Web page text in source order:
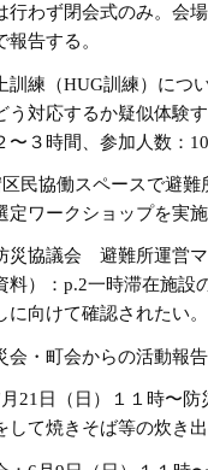
行わず閉会式のみ。会
告する。
訓練（HUG訓練）につ
う対応するか疑似体験
〜３時間、参加人数：
民協働スペースで避
定ワークショップを実施
災協議会 避難所運営マ
料）：p.2一時滞在施設
向けて確認されたい。
会・町会からの活動報告
21日（日）１１時〜防
して焼きそば等の炊き出